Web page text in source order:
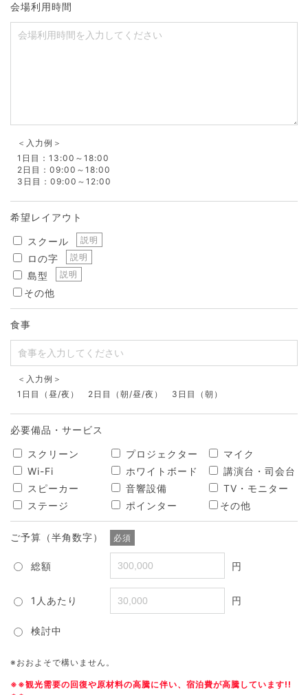
会場利用時間
＜入力例＞
1日目：13:00～18:00
2日目：09:00～18:00
3日目：09:00～12:00
希望レイアウト
スクール 説明
ロの字 説明
島型 説明
その他
食事
＜入力例＞
1日目（昼/夜） 2日目（朝/昼/夜） 3日目（朝）
必要備品・サービス
スクリーン プロジェクター
マイク
Wi-Fi
ホワイトボード
講演台・司会台
スピーカー
音響設備
TV・モニター
ステージ
ポインター その他
ご予算（半角数字） 必須
総額 円
1人あたり 円
検討中
※おおよそで構いません。
※※観光需要の回復や原材料の高騰に伴い、宿泊費が高騰しています!!